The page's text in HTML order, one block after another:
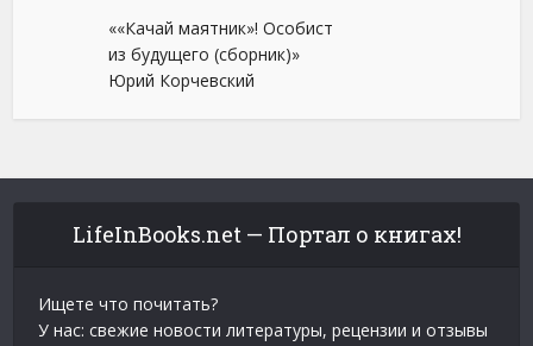
««Качай маятник»! Особист
из будущего (сборник)»
Юрий Корчевский
LifeInBooks.net — Портал о книгах!
Ищете что почитать?
У нас: свежие новости литературы, рецензии и отзывы